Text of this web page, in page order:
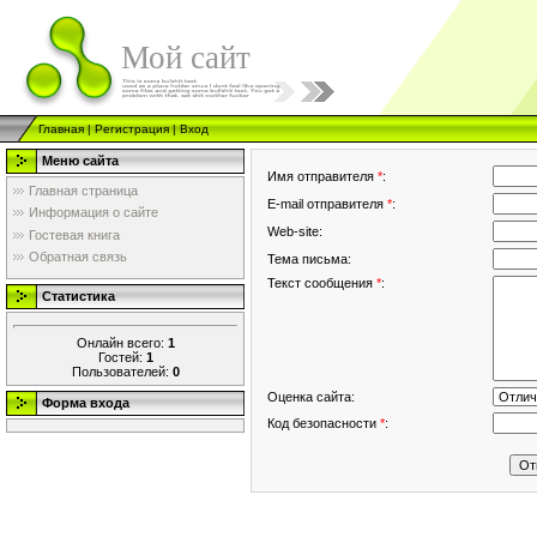
Мой сайт
Главная|Регистрация|Вход
Меню сайта
Главная страница
Информация о сайте
Гостевая книга
Обратная связь
Статистика
Онлайн всего: 1
Гостей: 1
Пользователей: 0
Форма входа
Имя отправителя *:
E-mail отправителя *:
Web-site:
Тема письма:
Текст сообщения *:
Оценка сайта:
Код безопасности *: